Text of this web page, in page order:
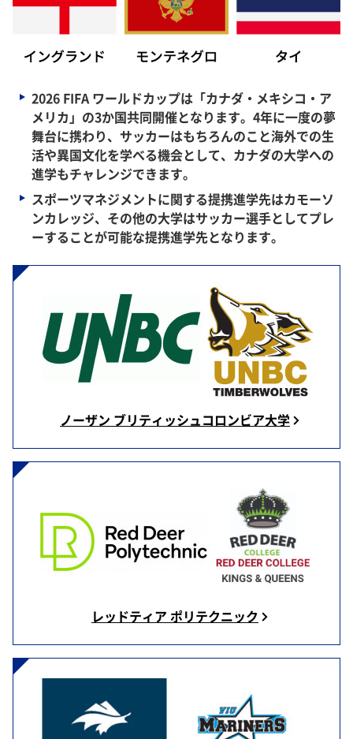
2026 FIFA ワールドカップは「カナダ・メキシコ・ア
メリカ」の3か国共同開催となります。4年に一度の夢
舞台に携わり、サッカーはもちろんのこと海外での生
活や異国文化を学べる機会として、カナダの大学への
進学もチャレンジできます。
スポーツマネジメントに関する提携進学先はカモーソ
ンカレッジ、その他の大学はサッカー選手としてプレ
ーすることが可能な提携進学先となります。
ノーザン ブリティッシュコロンビア大学
レッドティア ポリテクニック